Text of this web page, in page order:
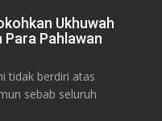
Ukhuwah
Pahlawan
tidak berdiri atas
sebab seluruh